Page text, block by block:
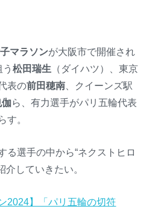
マラソンが大阪市で開催され
う松田瑞生 （ダイハツ）、東京
表の前田穂南 、クイーンズ駅
伽ら、有力選手がパリ五輪代表
す。
る選手の中から“ネクストヒロ
介していきたい。
2024】「パリ五輪の切符